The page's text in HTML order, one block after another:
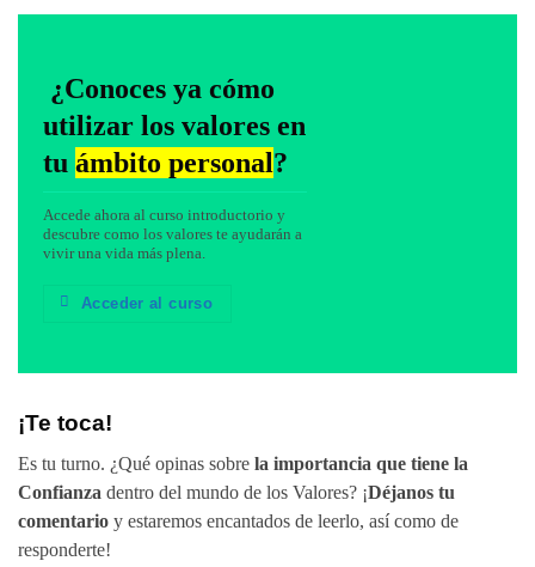
¿Conoces ya cómo
utilizar los valores en
tu ámbito personal?
Accede ahora al curso introductorio y
descubre como los valores te ayudarán a
vivir una vida más plena.
Acceder al curso
¡Te toca!
Es tu turno. ¿Qué opinas sobre la importancia que tiene la
Confianza dentro del mundo de los Valores? ¡Déjanos tu
comentario y estaremos encantados de leerlo, así como de
responderte!